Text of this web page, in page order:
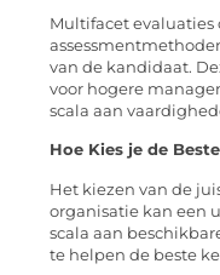
Multifacet
van de kandidaat.
voor hogere
scala aan
Hoe Kies je de
Het kiezen van de
organisatie kan een
scala aan
te helpen de beste